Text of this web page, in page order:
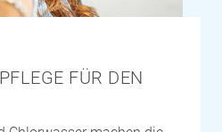
FÜR DEN